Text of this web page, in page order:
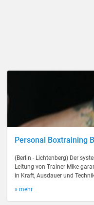
Personal Boxtraining
(Berlin - Lichtenberg) Der
Leitung von Trainer Mike
in Kraft, Ausdauer und
» mehr